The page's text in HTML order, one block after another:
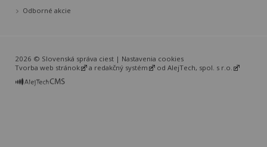
Odborné akcie
2026 © Slovenská správa ciest | Nastavenia cookies
Tvorba web stránok
a redakčný systém od AlejTech, spol. s r.o.